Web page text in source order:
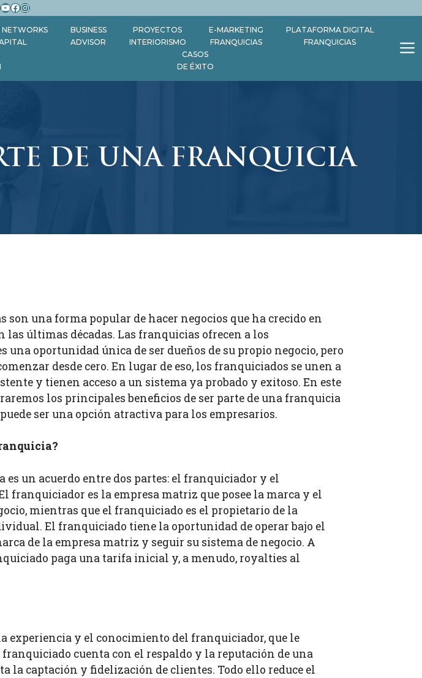
YouTube
Facebook
Instagram
BUSINESS
ADVISOR
PROYECTOS
INTERIORISMO
E-MARKETING
FRANQUICIAS
PLATAFORMA DIGITAL
FRANQUICIAS
CASOS
DE ÉXITO
DE UNA FRANQUICIA
son una forma popular de hacer negocios que ha crecido en
las últimas décadas. Las franquicias ofrecen a los
una oportunidad única de ser dueños de su propio negocio, pero
desde cero. En lugar de eso, los franquiciados se unen a
y tienen acceso a un sistema ya probado y exitoso. En este
los principales beneficios de ser parte de una franquicia
ser una opción atractiva para los empresarios.
es un acuerdo entre dos partes: el franquiciador y el
franquiciador es la empresa matriz que posee la marca y el
mientras que el franquiciado es el propietario de la
El franquiciado tiene la oportunidad de operar bajo el
de la empresa matriz y seguir su sistema de negocio. A
paga una tarifa inicial y, a menudo, royalties al
experiencia y el conocimiento del franquiciador, que le
cuenta con el respaldo y la reputación de una
la captación y fidelización de clientes. Todo ello reduce el